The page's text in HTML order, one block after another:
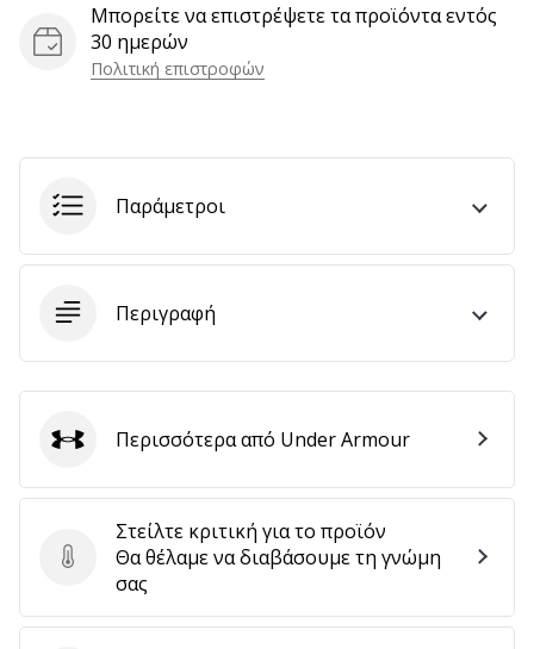
…
όλων
άρθρων
Μπορείτε να επιστρέψετε τα προϊόντα εντός
30 ημερών
Πολιτική επιστροφών
Παράμετροι
Περιγραφή
Στείλτε κριτική για το προϊόν
Στείλτε κριτική για το προϊόν
Θα θέλαμε να διαβάσουμε τη γνώμη
σας
Under Armour
Περισσότερα από Under Armour